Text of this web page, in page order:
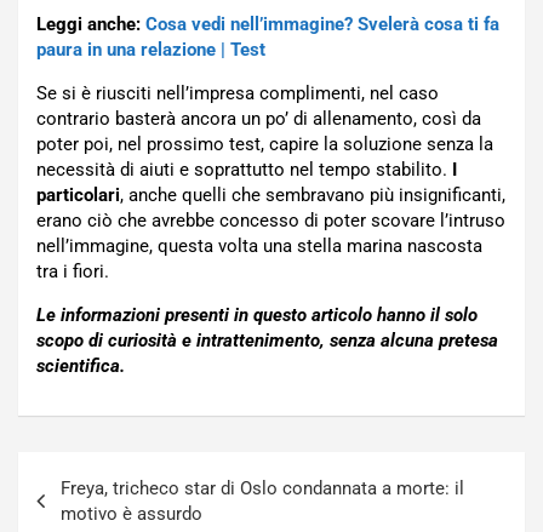
Leggi anche: Cosa vedi nell’immagine? Svelerà cosa ti fa
paura in una relazione | Test
Se si è riusciti nell’impresa complimenti, nel caso
contrario basterà ancora un po’ di allenamento, così da
poter poi, nel prossimo test, capire la soluzione senza la
necessità di aiuti e soprattutto nel tempo stabilito. I
particolari, anche quelli che sembravano più insignificanti,
erano ciò che avrebbe concesso di poter scovare l’intruso
nell’immagine, questa volta una stella marina nascosta
tra i fiori.
Le informazioni presenti in questo articolo hanno il solo
scopo di curiosità e intrattenimento, senza alcuna pretesa
scientifica.
articoli
Freya, tricheco star di Oslo condannata a morte: il
motivo è assurdo